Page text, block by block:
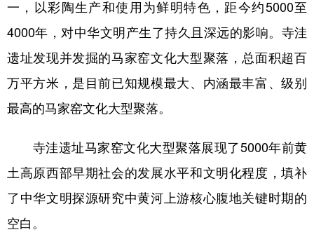
一，以彩陶生产和使用为鲜明特色，距今约5000至
4000年，对中华文明产生了持久且深远的影响。寺洼
遗址发现并发掘的马家窑文化大型聚落，总面积超百
万平方米，是目前已知规模最大、内涵最丰富、级别
最高的马家窑文化大型聚落。
寺洼遗址马家窑文化大型聚落展现了5000年前黄
土高原西部早期社会的发展水平和文明化程度，填补
了中华文明探源研究中黄河上游核心腹地关键时期的
空白。